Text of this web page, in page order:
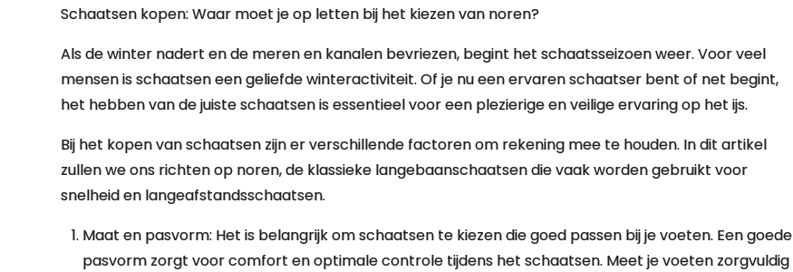
Schaatsen kopen: Waar moet je op letten bij het kiezen van noren?
Als de winter nadert en de meren en kanalen bevriezen, begint het schaatsseizoen weer. Voor veel
mensen is schaatsen een geliefde winteractiviteit. Of je nu een ervaren schaatser bent of net begint,
het hebben van de juiste schaatsen is essentieel voor een plezierige en veilige ervaring op het ijs.
Bij het kopen van schaatsen zijn er verschillende factoren om rekening mee te houden. In dit artikel
zullen we ons richten op noren, de klassieke langebaanschaatsen die vaak worden gebruikt voor
snelheid en langeafstandsschaatsen.
Maat en pasvorm: Het is belangrijk om schaatsen te kiezen die goed passen bij je voeten. Een goede
pasvorm zorgt voor comfort en optimale controle tijdens het schaatsen. Meet je voeten zorgvuldig